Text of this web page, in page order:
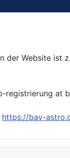
der Website
registrierung at
https://bav-